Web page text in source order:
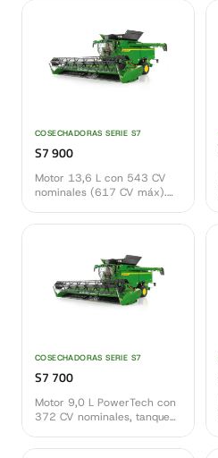
COSECHADORAS SERIE S7
S7 900
Motor 13,6 L con 543 CV
nominales (617 CV máx).
S7, máxima potencia para
COSECHADORAS SERIE S7
S7 700
Motor 9,0 L PowerTech con
372 CV nominales, tanque
150 L/s. Mayor capacidad